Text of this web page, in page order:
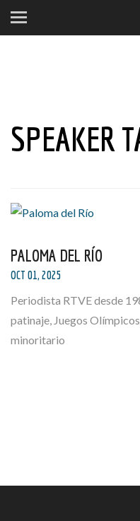
SPEAKER
PALOMA DEL RÍO
OCT 01, 2025
Periodista RTVE desde
patinaje, Juegos
minoritario